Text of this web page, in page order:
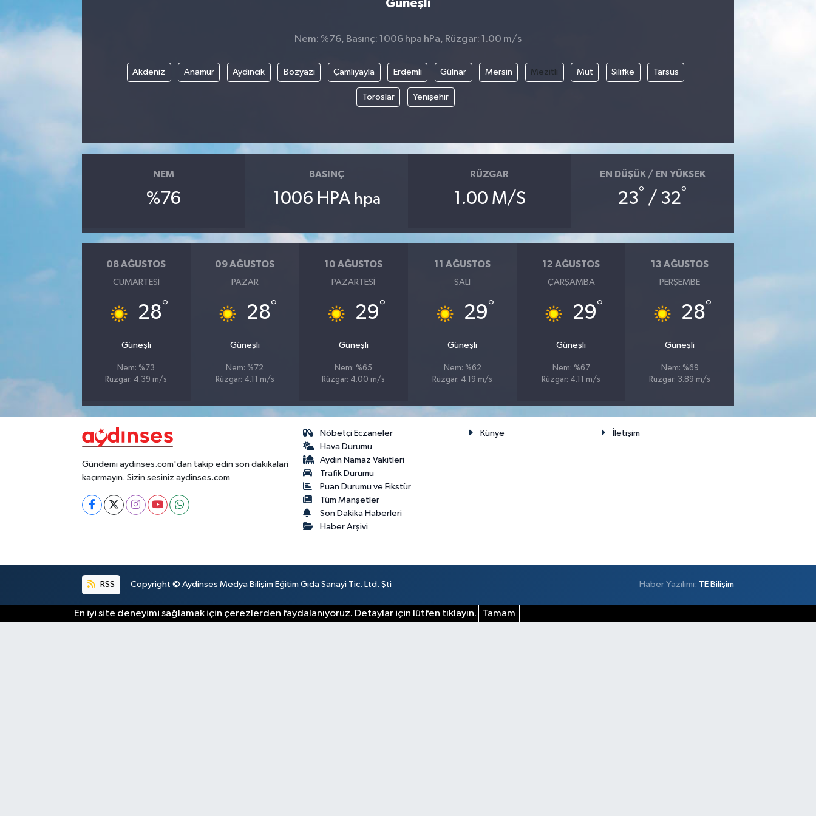
Güneşli
Nem: %76, Basınç: 1006 hpa hPa, Rüzgar: 1.00 m/s
Akdeniz Anamur Aydıncık Bozyazı Çamlıyayla Erdemli Gülnar Mersin Mezitli Mut Silifke Tarsus
Toroslar Yenişehir
NEM
%76
BASINÇ
1006 HPA hpa
RÜZGAR
1.00 M/S
EN DÜŞÜK / EN YÜKSEK
23° / 32°
08 AĞUSTOS
CUMARTESI
28°
Güneşli
Nem: %73
Rüzgar: 4.39 m/s
09 AĞUSTOS
PAZAR
28°
Güneşli
Nem: %72
Rüzgar: 4.11 m/s
10 AĞUSTOS
PAZARTESI
29°
Güneşli
Nem: %65
Rüzgar: 4.00 m/s
11 AĞUSTOS
SALI
29°
Güneşli
Nem: %62
Rüzgar: 4.19 m/s
12 AĞUSTOS
ÇARŞAMBA
29°
Güneşli
Nem: %67
Rüzgar: 4.11 m/s
13 AĞUSTOS
PERŞEMBE
28°
Güneşli
Nem: %69
Rüzgar: 3.89 m/s
Gündemi aydinses.com'dan takip edin son dakikalari
kaçırmayın. Sizin sesiniz aydinses.com
Nöbetçi Eczaneler
Hava Durumu
Aydin Namaz Vakitleri
Trafik Durumu
Puan Durumu ve Fikstür
Tüm Manşetler
Son Dakika Haberleri
Haber Arşivi
Künye İletişim
RSS Copyright © Aydinses Medya Bilişim Eğitim Gıda Sanayi Tic. Ltd. Şti Haber Yazılımı: TE Bilişim
En iyi site deneyimi sağlamak için çerezlerden faydalanıyoruz. Detaylar için lütfen tıklayın. Tamam